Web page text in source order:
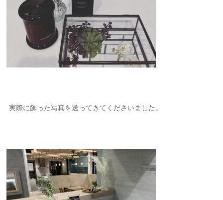
実際に飾った写真を送ってきてくださいました。